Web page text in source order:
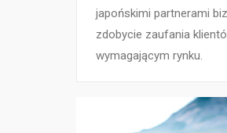
japońskimi partnerami
zdobycie zaufania
wymagającym rynku.